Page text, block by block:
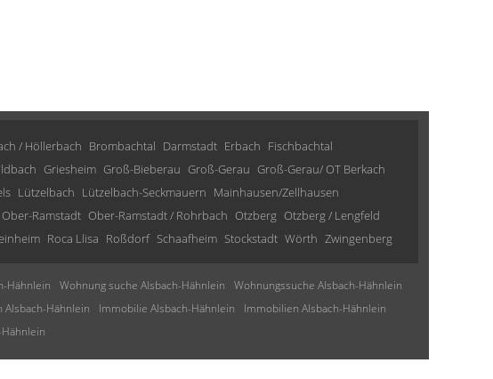
/ Höllerbach Brombachtal Darmstadt Erbach Fischbachtal
Griesheim Groß-Bieberau Groß-Gerau Groß-Gerau/ OT Berkach
Lützelbach Lützelbach-Seckmauern Mainhausen/Zellhausen
Ober-Ramstadt Ober-Ramstadt / Rohrbach Otzberg Otzberg / Lengfeld
Roca Llisa Roßdorf Schaafheim Stockstadt Wörth Zwingenberg
Hähnlein Wohnung suche Alsbach-Hähnlein
Wohnungssuche Alsbach-Hähnlein
Alsbach-Hähnlein Immobilie Alsbach-Hähnlein
Immobilien Alsbach-Hähnlein